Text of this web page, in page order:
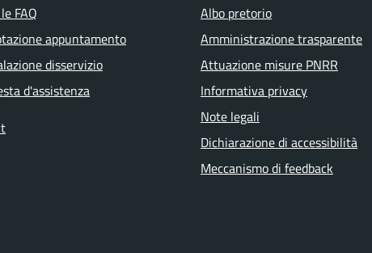
FAQ
appuntamento
disservizio
d'assistenza
Albo pretorio
Amministrazione trasparente
Attuazione misure PNRR
Informativa privacy
Note legali
Dichiarazione di accessibilità
Meccanismo di feedback